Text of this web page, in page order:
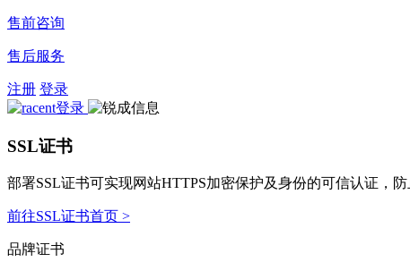
售前咨询
售后服务
注册 登录
SSL证书
部署SSL证书可实现网站HTTPS加密保护及身份的可信认证，防
前往SSL证书首页 >
品牌证书